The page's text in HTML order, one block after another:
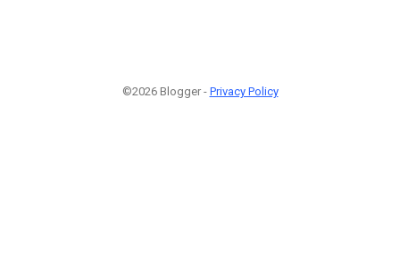
©2026 Blogger - Privacy Policy